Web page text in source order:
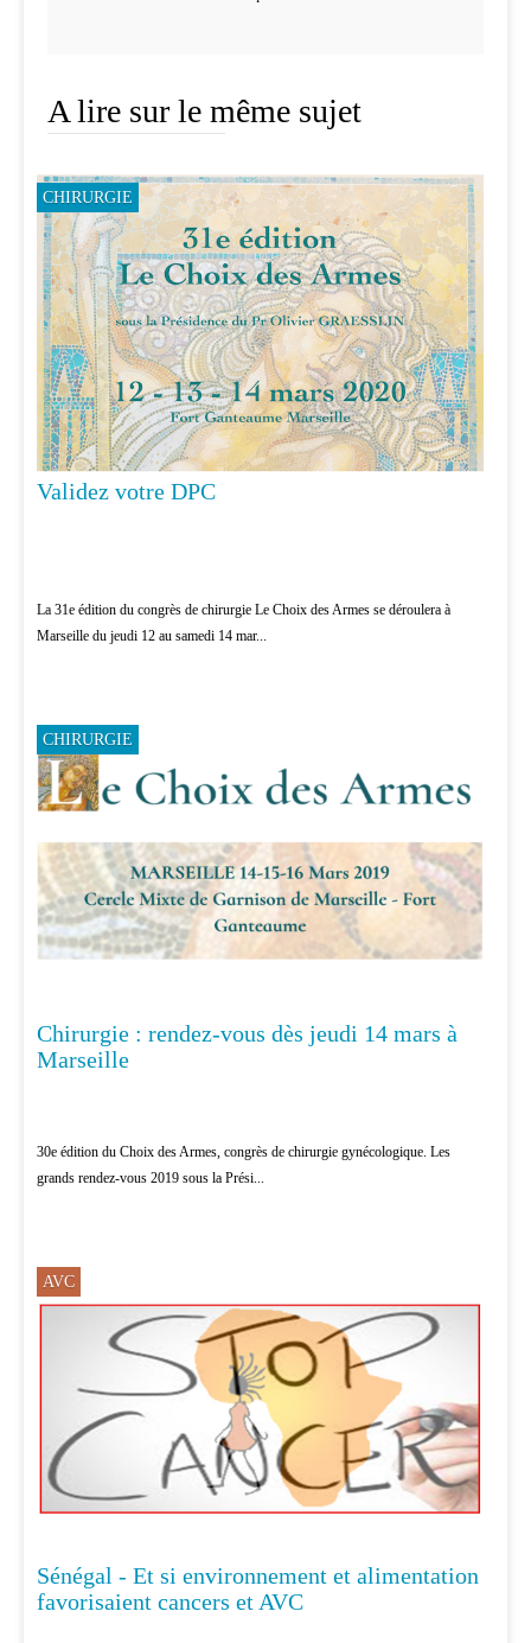
A lire sur le même sujet
CHIRURGIE
Validez votre DPC
La 31e édition du congrès de chirurgie Le Choix des Armes se déroulera à
Marseille du jeudi 12 au samedi 14 mar...
CHIRURGIE
Chirurgie : rendez-vous dès jeudi 14 mars à
Marseille
30e édition du Choix des Armes, congrès de chirurgie gynécologique. Les
grands rendez-vous 2019 sous la Prési...
AVC
Sénégal - Et si environnement et alimentation
favorisaient cancers et AVC